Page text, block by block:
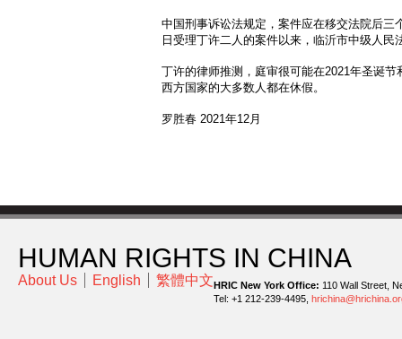
中国刑事诉讼法规定，案件应在移交法院后三
日受理丁许二人的案件以来，临沂市中级人民
丁许的律师推测，庭审很可能在2021年圣诞
西方国家的大多数人都在休假。
罗胜春 2021年12月
HUMAN RIGHTS IN CHINA
About Us English 繁體中文HRIC New York Office: 110 Wall Street,
Tel: +1 212-239-4495,